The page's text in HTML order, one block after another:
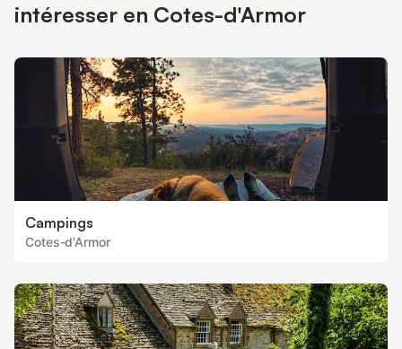
intéresser en Cotes-d'Armor
Campings
Cotes-d'Armor